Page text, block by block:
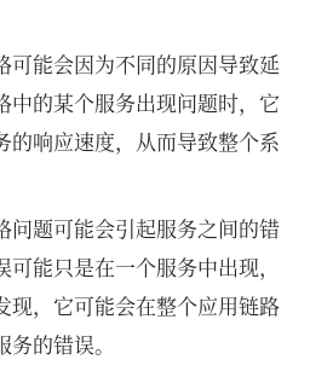
可能会因为不同的原因导致延
中的某个服务出现问题时，它
的响应速度，从而导致整个系
问题可能会引起服务之间的错
能只是在一个服务中出现，
现，它可能会在整个应用链路
的错误。